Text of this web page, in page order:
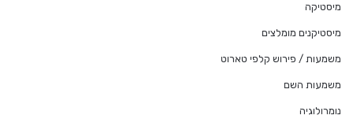
מיסטיקה
מיסטיקנים מומלצים
משמעות / פירוש קלפי טארוט
משמעות השם
נומרולוגיה